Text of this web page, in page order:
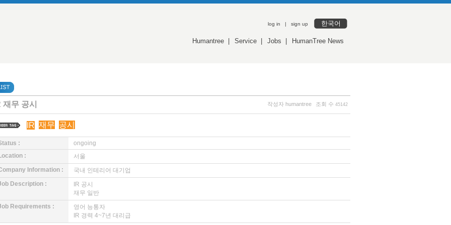
log in | sign up 한국어
Humantree Service Jobs HumanTree News
재무 공시 작성자 humantree 조회 수 45142
IR 재무 공시
:
ongoing
:
서울
Information :
국내 인테리어 대기업
Description :
IR 공시
재무 일반
Requirements :
영어 능통자
IR 경력 4~7년 대리급